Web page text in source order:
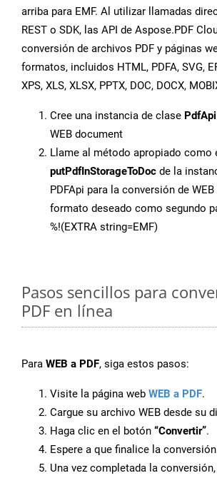
arriba para EMF. Al utilizar llamadas
REST o SDK, las API de Aspose.PDF
conversión de archivos PDF y páginas
formatos, incluidos HTML, PDFA, SVG,
XPS, XLS, XLSX, PPTX, DOC, DOCX,
Cree una instancia de clase PdfApi
WEB document
Llame al método apropiado como
putPdfInStorageToDoc de la
PDFApi para la conversión de
formato deseado como segundo
%!(EXTRA string=EMF)
Pasos sencillos para
PDF en línea
Para WEB a PDF, siga estos pasos:
Visite la página web WEB a PDF.
Cargue su archivo WEB desde su
Haga clic en el botón “Convertir”.
Espere a que finalice la
Una vez completada la conversión,